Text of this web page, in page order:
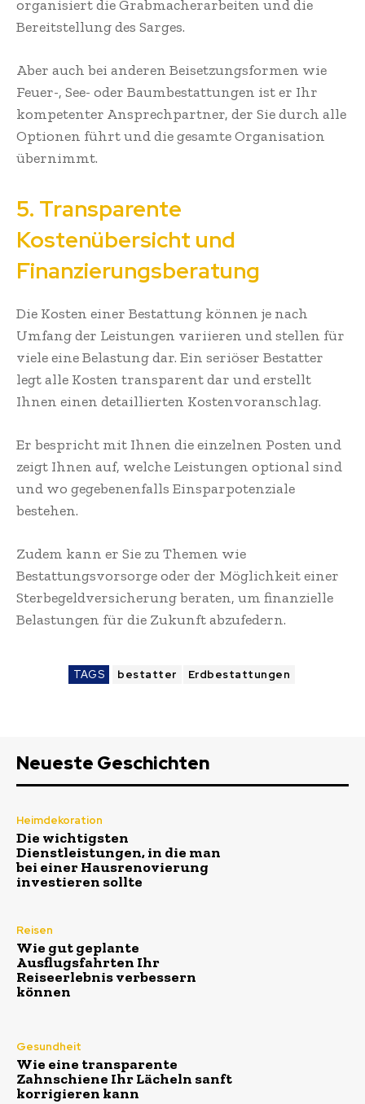
organisiert die Grabmacherarbeiten und die
Bereitstellung des Sarges.
Aber auch bei anderen Beisetzungsformen wie
Feuer-, See- oder Baumbestattungen ist er Ihr
kompetenter Ansprechpartner, der Sie durch alle
Optionen führt und die gesamte Organisation
übernimmt.
5. Transparente
Kostenübersicht und
Finanzierungsberatung
Die Kosten einer Bestattung können je nach
Umfang der Leistungen variieren und stellen für
viele eine Belastung dar. Ein seriöser Bestatter
legt alle Kosten transparent dar und erstellt
Ihnen einen detaillierten Kostenvoranschlag.
Er bespricht mit Ihnen die einzelnen Posten und
zeigt Ihnen auf, welche Leistungen optional sind
und wo gegebenenfalls Einsparpotenziale
bestehen.
Zudem kann er Sie zu Themen wie
Bestattungsvorsorge oder der Möglichkeit einer
Sterbegeldversicherung beraten, um finanzielle
Belastungen für die Zukunft abzufedern.
TAGS bestatter Erdbestattungen
Neueste Geschichten
Heimdekoration
Die wichtigsten
Dienstleistungen, in die man
bei einer Hausrenovierung
investieren sollte
Reisen
Wie gut geplante
Ausflugsfahrten Ihr
Reiseerlebnis verbessern
können
Gesundheit
Wie eine transparente
Zahnschiene Ihr Lächeln sanft
korrigieren kann